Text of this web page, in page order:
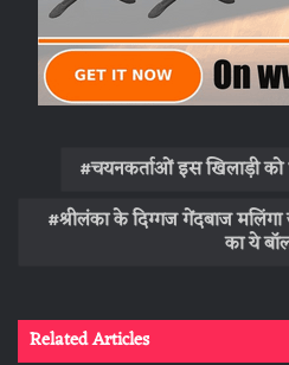
चयनकर्ताओं इस खिलाड़ी को
श्रीलंका के दिग्गज गेंदबाज
का ये
Related Articles